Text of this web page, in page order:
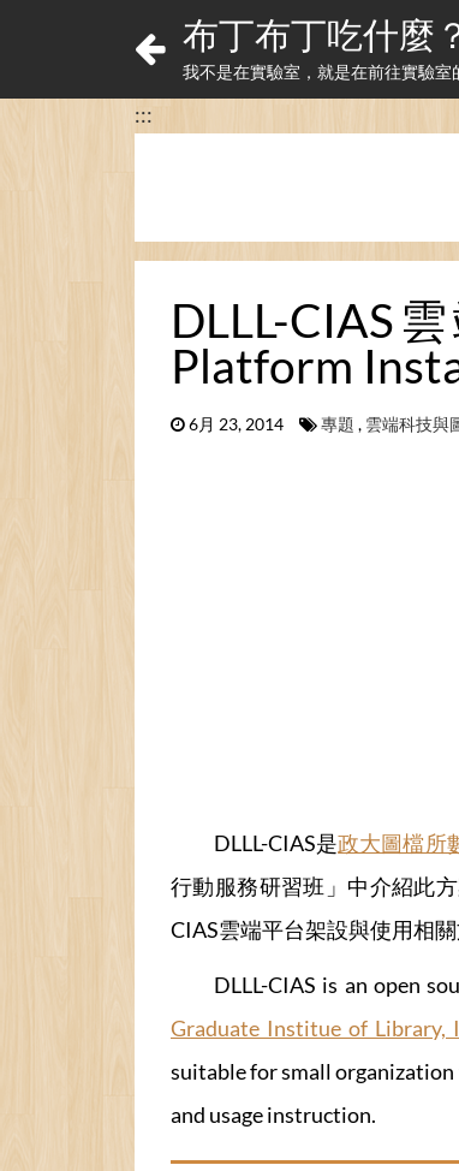
布丁布丁吃什麼
我不是在實驗室，就是在前往實驗室
:::
DLLL-CIAS
Platform
6月 23, 2014 專題 , 雲端科技與
DLLL-CIAS是政大圖檔所
行動服務研習班」中介紹此
CIAS雲端平台架設與使用相關
DLLL-CIAS is an open
Graduate Institue of Library,
suitable for small
and usage instruction.